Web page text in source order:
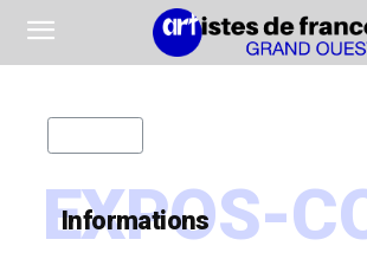
Informations
EXPOS-